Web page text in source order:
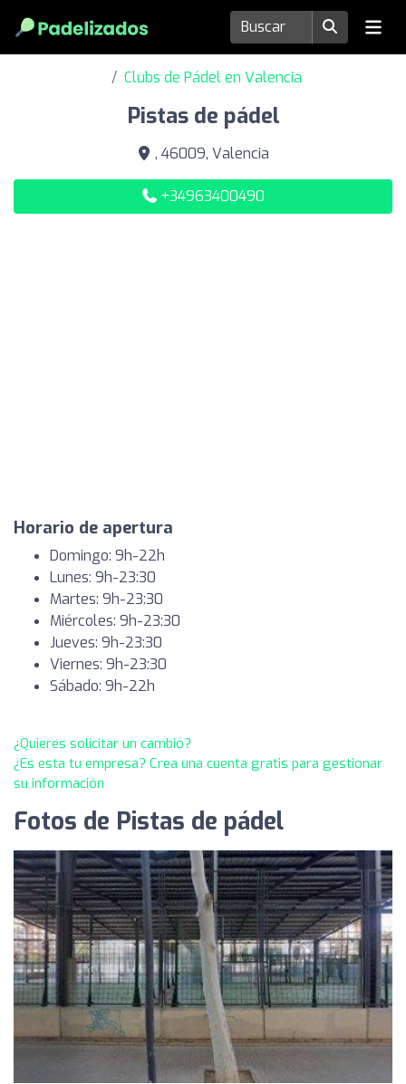
Clubs de Pádel en Valencia
Pistas de pádel
, 46009, Valencia
+34963400490
Horario de apertura
Domingo: 9h-22h
Lunes: 9h-23:30
Martes: 9h-23:30
Miércoles: 9h-23:30
Jueves: 9h-23:30
Viernes: 9h-23:30
Sábado: 9h-22h
¿Quieres solicitar un cambio?
¿Es esta tu empresa? Crea una cuenta gratis para gestionar
su información
Fotos de Pistas de pádel